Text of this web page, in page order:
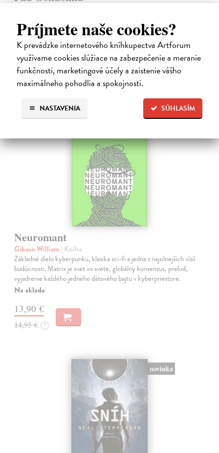
Príjmete naše cookies?
K prevádzke internetového kníhkupectva Artforum
využívame cookies slúžiace na zabezpečenie a meranie
funkčnosti, marketingové účely a zaistenie vášho
maximálneho pohodlia a spokojnosti.
SÚHLASÍM
NASTAVENIA
sveta. Zlo predstavuje Morgoth, najhorší zo všetkých, vodca
obrovských armád, ktoré riadi zo svojej železnej pevnosti.
Na sklade
18,55 €
19,95 € ?
na sklade
Neuromant
Gibson William | Kniha
Základné dielo kyberpunku, klasika sci-fi a jedna z najsilnejších vízií
budúcnosti. Matrix je svet vo svete, globálny konsenzus, prelud,
vyjadrenie každého jedného dátového bajtu v kyberpriestore.
Na sklade
13,90 €
14,95 € ?
novinka